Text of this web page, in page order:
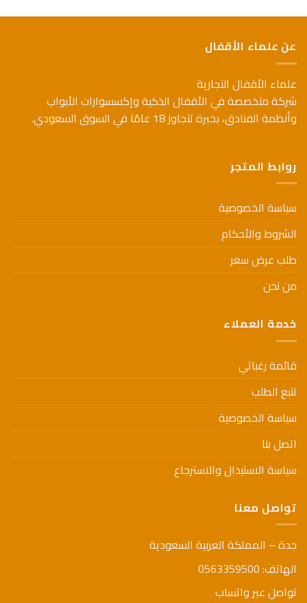
عن علماء الأقفال
علماء الأقفال التجارية
شركة متخصصة في الأقفال الذكية وإكسسوارات الأبواب
وأنظمة الفنادق، بخبرة تتجاوز 18 عامًا في السوق السعودي.
روابط المتجر
سياسة الخصوصية
الشروط والأحكام
طلب عرض سعر
من نحن
خدمة العملاء
قائمة رغباتي
تتبع الطلب
سياسة الخصوصية
اتصل بنا
سياسة الاستبدال والاسترجاع
تواصل معنا
جدة – المملكة العربية السعودية
الهاتف: 0563359500
تواصل عبر واتساب